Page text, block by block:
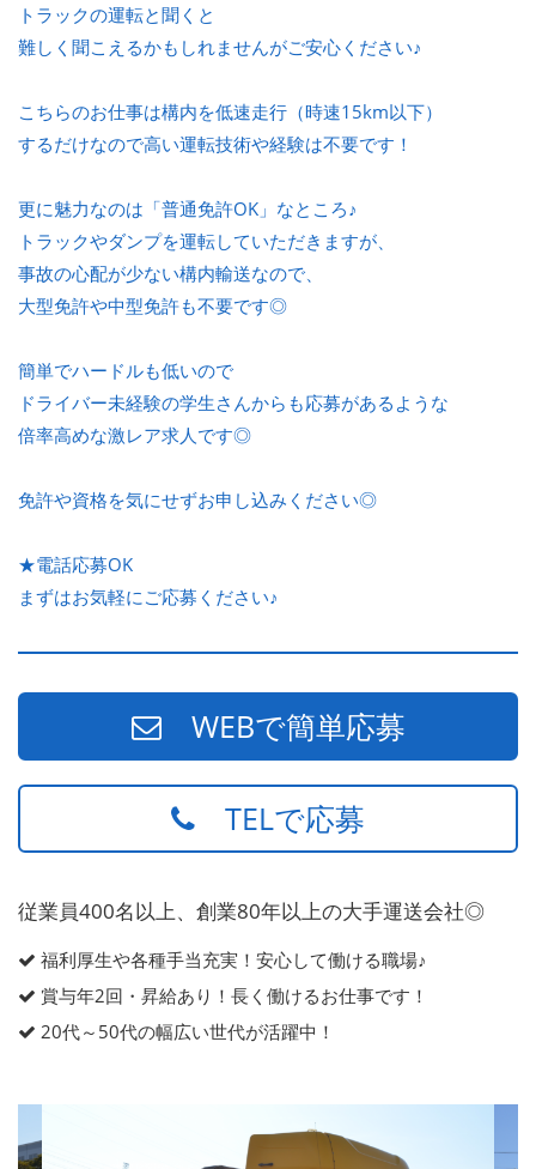
トラックの運転と聞くと
難しく聞こえるかもしれませんがご安心ください♪
こちらのお仕事は構内を低速走行（時速15km以下）
するだけなので高い運転技術や経験は不要です！
更に魅力なのは「普通免許OK」なところ♪
トラックやダンプを運転していただきますが、
事故の心配が少ない構内輸送なので、
大型免許や中型免許も不要です◎
簡単でハードルも低いので
ドライバー未経験の学生さんからも応募があるような
倍率高めな激レア求人です◎
免許や資格を気にせずお申し込みください◎
★電話応募OK
まずはお気軽にご応募ください♪
WEBで簡単応募
TELで応募
従業員400名以上、創業80年以上の大手運送会社◎
福利厚生や各種手当充実！安心して働ける職場♪
賞与年2回・昇給あり！長く働けるお仕事です！
20代～50代の幅広い世代が活躍中！